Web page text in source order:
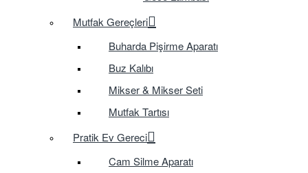
Mutfak Gereçleri
Buharda Pişirme Aparatı
Buz Kalıbı
Mikser & Mikser Seti
Mutfak Tartısı
Pratik Ev Gereci
Cam Silme Aparatı